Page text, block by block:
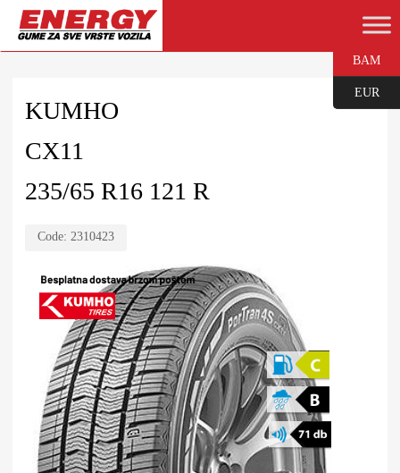
KUMHO
CX11
235/65 R16 121 R
Code: 2310423
BAM
EUR